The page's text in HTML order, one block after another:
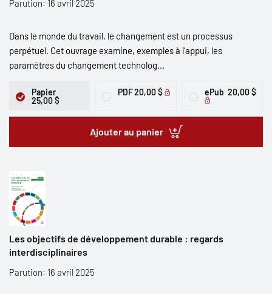
Parution: 16 avril 2025
Dans le monde du travail, le changement est un processus
perpétuel. Cet ouvrage examine, exemples à l’appui, les
paramètres du changement technolog...
Papier
25,00 $
PDF20,00 $ ePub 20,00 $
Ajouter au panier
Les objectifs de développement durable : regards
interdisciplinaires
Parution: 16 avril 2025